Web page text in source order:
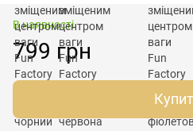
В наявності
799 грн